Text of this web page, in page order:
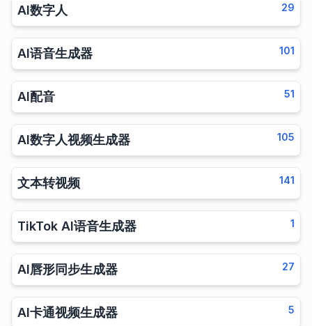
AI数字人 29
AI语音生成器 101
AI配音 51
AI数字人视频生成器 105
文本转视频 141
TikTok AI语音生成器 1
AI唇形同步生成器 27
AI卡通视频生成器 5